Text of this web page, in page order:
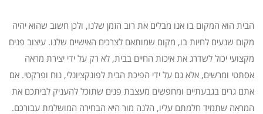
הבית הוא המקום בו אנו מבלים את רוב הזמן שלנו, ולכן חשוב שהוא יהיה
מקום שנעים לחיות בו, מקום שמותאם לצרכים האישיים שלנו. עיצוב פנים
מקצועי יכול לשדרג את איכות החיים בבית, לא רק על ידי יצירת מראה
אסתטי ומרשים, אלא גם על ידי הפיכת הבית לפונקציונלי, נוח ופרקטי. אם
אתם גרים בגבעתיים ומחפשים מעצבת פנים שתוכל להעניק לביתכם את
המראה שתמיד חלמתם עליו, הלנה מור היא הבחירה המושלמת עבורכם.